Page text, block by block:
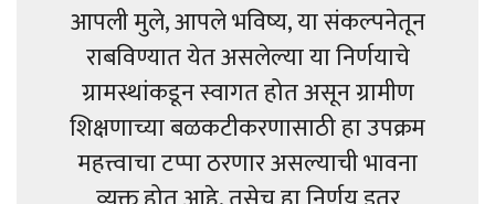
आपली मुले, आपले भविष्य, या संकल्पनेतून
राबविण्यात येत असलेल्या या निर्णयाचे
ग्रामस्थांकडून स्वागत होत असून ग्रामीण
शिक्षणाच्या बळकटीकरणासाठी हा उपक्रम
महत्त्वाचा टप्पा ठरणार असल्याची भावना